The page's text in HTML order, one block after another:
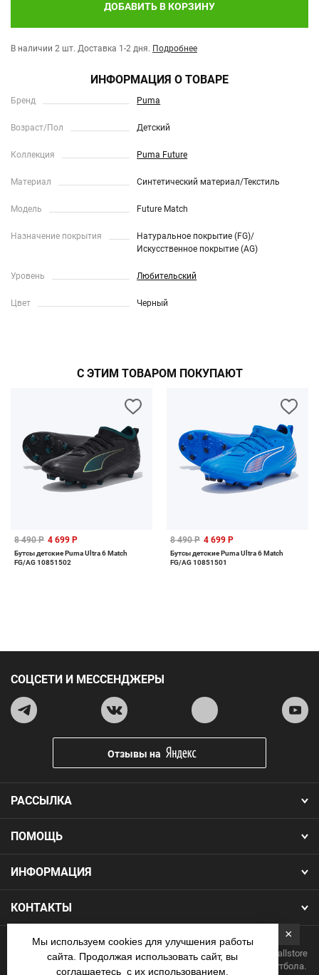
ДОБАВИТЬ В КОРЗИНУ
В наличии 2 шт. Доставка 1-2 дня. Подробнее
ИНФОРМАЦИЯ О ТОВАРЕ
Бренд Puma
Возраст/Пол Детский
Коллекция Puma Future
Материал Синтетический материал/Текстиль
Модель Future Match
Назначение покрытия
Натуральное покрытие (FG)/
Искусственное покрытие (AG)
Уровень Любительский
Цвет Черный
С ЭТИМ ТОВАРОМ ПОКУПАЮТ
8 490 Р 4 699 Р
Бутсы детские Puma Ultra 6 Match
FG/AG 10851502
8 490 Р 4 699 Р
Бутсы детские Puma Ultra 6 Match
FG/AG 10851501
ПОМОЩЬ
ИНФОРМАЦИЯ
КОНТАКТЫ
РАССЫЛКА
СОЦСЕТИ И МЕССЕНДЖЕРЫ
Отзывы на
Copyright 2026.Все права защищены. Интернет-магазин Footballstore
— продажа футбольной формы, бутс, мячей и одежды для футбола.
×
Мы используем cookies для улучшения работы
сайта. Продолжая использовать сайт, вы
соглашаетесь с их использованием.